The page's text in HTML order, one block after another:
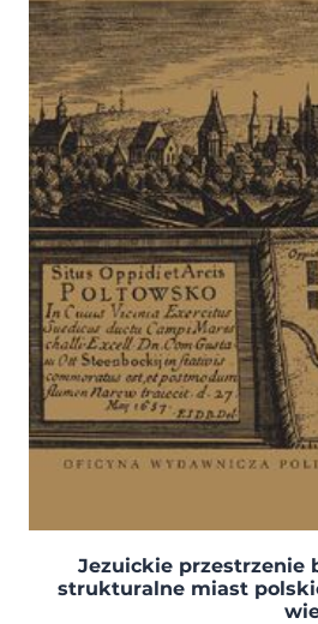
Jezuickie przestrzenie
strukturalne miast